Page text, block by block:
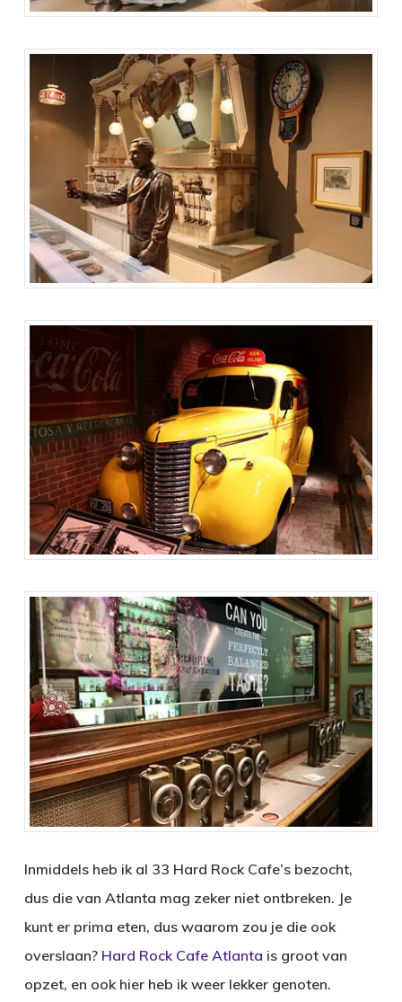
Inmiddels heb ik al 33 Hard Rock Cafe’s bezocht,
dus die van Atlanta mag zeker niet ontbreken. Je
kunt er prima eten, dus waarom zou je die ook
overslaan? Hard Rock Cafe Atlanta is groot van
opzet, en ook hier heb ik weer lekker genoten.